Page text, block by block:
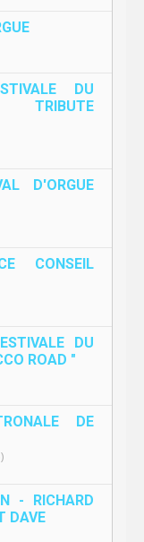
DU
TRIBUTE
D'ORGUE
CONSEIL
DU
ROAD "
DE
- RICHARD
DAVE